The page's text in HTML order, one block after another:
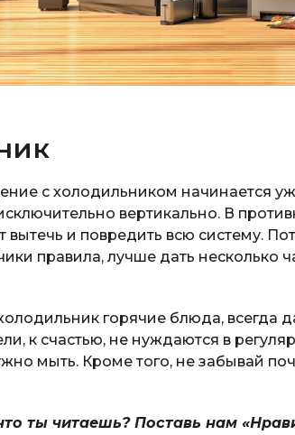
с холодильником начинается
вертикально. В
и повредить всю систему.
правила, лучше дать несколько
горячие блюда, всегда
к счастью, не нуждаются в
мыть. Кроме того, не забывай
ты читаешь? Поставь нам